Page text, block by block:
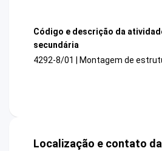
Código e descrição da
secundária
4292-8/01 | Montagem de
Localização e contato